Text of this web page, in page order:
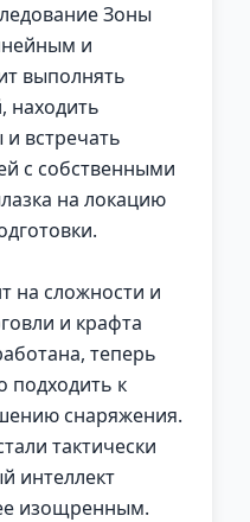
Зоны
и
выполнять
находить
встречать
с собственными
на локацию
на сложности и
и крафта
теперь
подходить к
снаряжения.
тактически
интеллект
изощренным.